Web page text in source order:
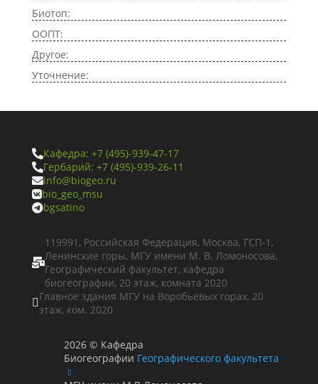
Биотоп:
ООПТ:
Другое:
Уточнение:
Кафедра: +7 (495)-939-47-17
Гербарий: +7 (495)-939-26-11
info@biogeo.ru
bio_geo_msu
bgsatino

119991, Российская Федерация, Москва, ГСП-1,
Ленинские горы, МГУ имени М. В. Ломоносова,
Географический факультет, кафедра
биогеографии, 20 этаж, комната 2020
Главное здания МГУ на Воробьёвых горах, 20
этаж, ком. 2020
2026 © Кафедра
Биогеографии Географического факультета